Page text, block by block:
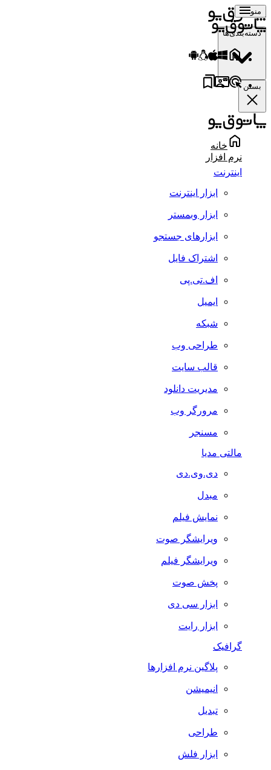
منو
دسته‌بندی‌ها
بستن
خانه
نرم افزار
اینترنت
ابزار اینترنت
ابزار وبمستر
ابزارهای جستجو
اشتراک فایل
اف.تی.پی
ایمیل
شبکه
طراحی وب
قالب سایت
مدیریت دانلود
مرورگر وب
مسنجر
مالتی مدیا
دی.وی.دی
مبدل
نمایش فیلم
ویرایشگر صوت
ویرایشگر فیلم
پخش صوت
ابزار سی دی
ابزار رایت
گرافیک
پلاگین نرم افزارها
انیمیشن
تبدیل
طراحی
ابزار فلش